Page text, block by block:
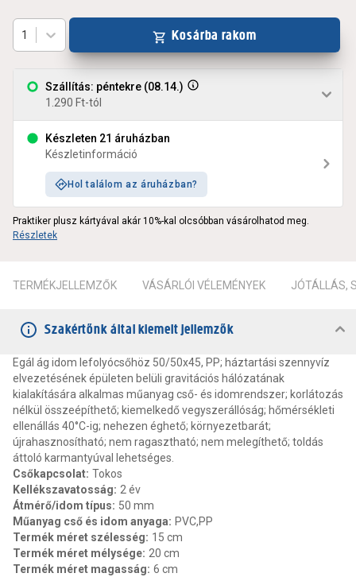
Szállítás: péntekre (08.14.)
1.290 Ft-tól
Készleten 21 áruházban
Készletinformáció
Hol találom az áruházban?
1 Kosárba rakom
Praktiker plusz kártyával akár 10%-kal olcsóbban vásárolhatod meg.
Részletek
TERMÉKJELLEMZŐK VÁSÁRLÓI VÉLEMÉNYEK JÓTÁLLÁS,
Szakértőnk által kiemelt jellemzők
Egál ág idom lefolyócsőhöz 50/50x45, PP; háztartási szennyvíz
elvezetésének épületen belüli gravitációs hálózatának
kialakítására alkalmas műanyag cső- és idomrendszer; korlátozás
nélkül összeépíthető; kiemelkedő vegyszerállóság; hőmérsékleti
ellenállás 40°C-ig; nehezen éghető; környezetbarát;
újrahasznosítható; nem ragasztható; nem melegíthető; toldás
áttoló karmantyúval lehetséges.
Csőkapcsolat: Tokos
Kellékszavatosság: 2 év
Átmérő/idom típus: 50 mm
Műanyag cső és idom anyaga: PVC,PP
Termék méret szélesség: 15 cm
Termék méret mélysége: 20 cm
Termék méret magasság: 6 cm